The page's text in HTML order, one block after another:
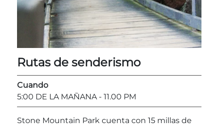
Explorar Áreas Naturales
Sitios de alquiler de yurtas
Rutas de senderismo
Cuando
5:00 DE LA MAÑANA - 11.00 PM
Stone Mountain Park cuenta con 15 millas de